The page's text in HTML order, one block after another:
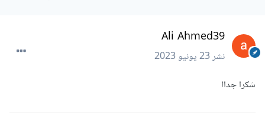
Ali Ahmed39
نشر23 يونيو 2023
شكرا جداا